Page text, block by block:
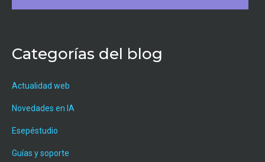
Categorías del blog
Actualidad web
Novedades en IA
Esepéstudio
Guías y soporte